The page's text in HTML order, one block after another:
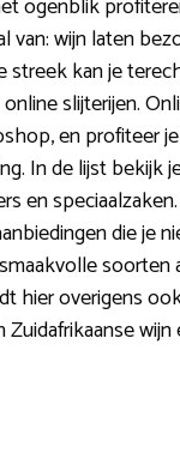
ogenblik
van: wijn laten
streek kan je
slijterijen.
en profiteer
In de lijst bekijk
en
die je
soorten
hier overigens
Zuidafrikaanse